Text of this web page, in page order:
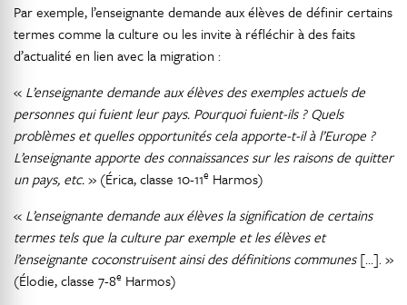
Par exemple, l’enseignante demande aux élèves de définir certains
termes comme la culture ou les invite à réfléchir à des faits
d’actualité en lien avec la migration :
« L’enseignante demande aux élèves des exemples actuels de
personnes qui fuient leur pays. Pourquoi fuient-ils ? Quels
problèmes et quelles opportunités cela apporte-t-il à l’Europe ?
L’enseignante apporte des connaissances sur les raisons de quitter
un pays, etc.» (Érica, classe 10-11e Harmos)
« L’enseignante demande aux élèves la signification de certains
termes tels que la culture par exemple et les élèves et
l’enseignante coconstruisent ainsi des définitions communes[…]. »
(Élodie, classe 7-8e Harmos)